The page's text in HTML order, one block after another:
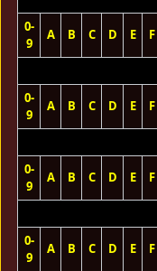
0-
9
A B C D E F
0-
9
A B C D E F
0-
9
A B C D E F
0-
9
A B C D E F